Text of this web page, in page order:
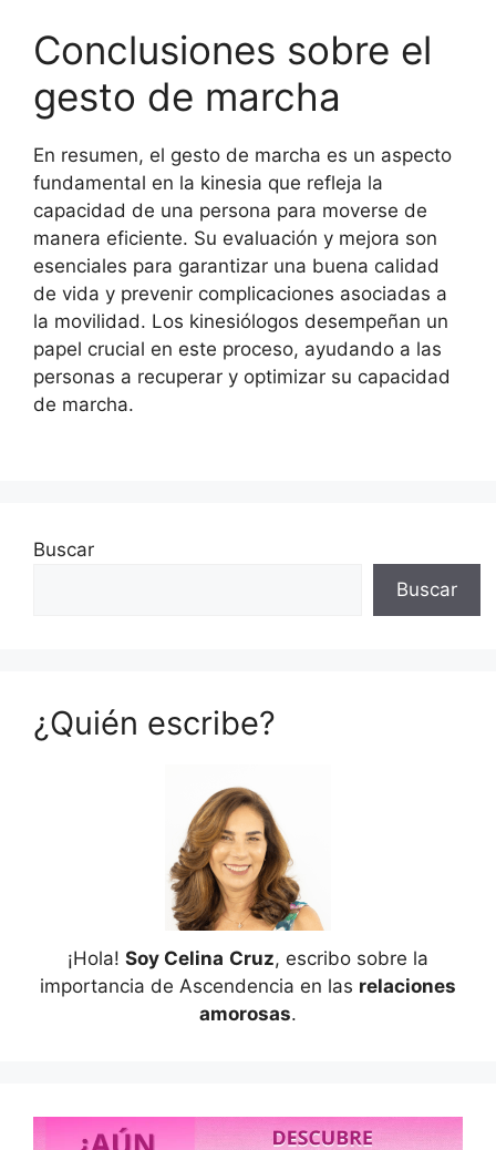
Conclusiones sobre el
gesto de marcha
En resumen, el gesto de marcha es un aspecto
fundamental en la kinesia que refleja la
capacidad de una persona para moverse de
manera eficiente. Su evaluación y mejora son
esenciales para garantizar una buena calidad
de vida y prevenir complicaciones asociadas a
la movilidad. Los kinesiólogos desempeñan un
papel crucial en este proceso, ayudando a las
personas a recuperar y optimizar su capacidad
de marcha.
Buscar
Buscar
¿Quién escribe?
¡Hola! Soy Celina Cruz, escribo sobre la
importancia de Ascendencia en las relaciones
amorosas.